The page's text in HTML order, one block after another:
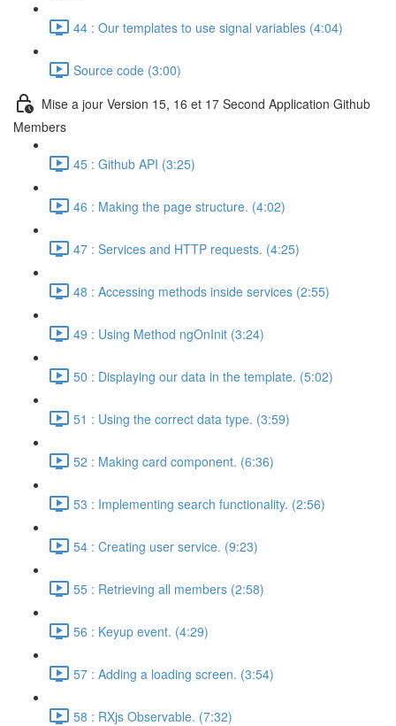
44 : Our templates to use signal variables (4:04)
Source code (3:00)
Mise a jour Version 15, 16 et 17 Second Application Github
Members
45 : Github API (3:25)
46 : Making the page structure. (4:02)
47 : Services and HTTP requests. (4:25)
48 : Accessing methods inside services (2:55)
49 : Using Method ngOnInit (3:24)
50 : Displaying our data in the template. (5:02)
51 : Using the correct data type. (3:59)
52 : Making card component. (6:36)
53 : Implementing search functionality. (2:56)
54 : Creating user service. (9:23)
55 : Retrieving all members (2:58)
56 : Keyup event. (4:29)
57 : Adding a loading screen. (3:54)
58 : RXjs Observable. (7:32)